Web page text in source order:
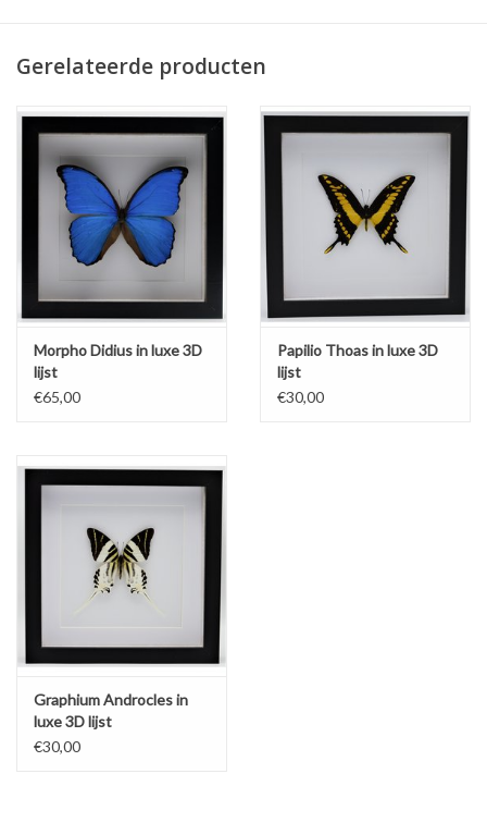
Gerelateerde producten
Morpho Didius in luxe 3D
lijst
€65,00
Papilio Thoas in luxe 3D
lijst
€30,00
Graphium Androcles in
luxe 3D lijst
€30,00